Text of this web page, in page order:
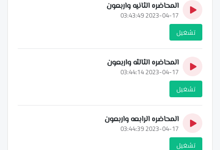
المحاضره الثانيه واربعون
2023-04-17 03:43:49
تشغيل
المحاضره الثالثه واربعون
2023-04-17 03:44:14
تشغيل
المحاضره الرابعه واربعون
2023-04-17 03:44:39
تشغيل